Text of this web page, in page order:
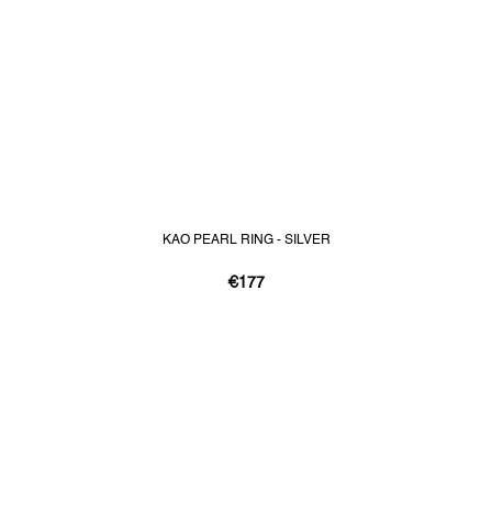
KAO PEARL RING - SILVER
€177